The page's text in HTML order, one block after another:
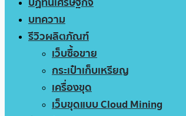
บทความ
รีวิวผลิตภัณฑ์
เว็บซื้อขาย
กระเป๋าเก็บเหรียญ
เครื่องขุด
เว็บขุดแบบ Cloud Mining